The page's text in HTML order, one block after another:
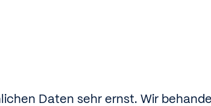
Daten sehr ernst. Wir